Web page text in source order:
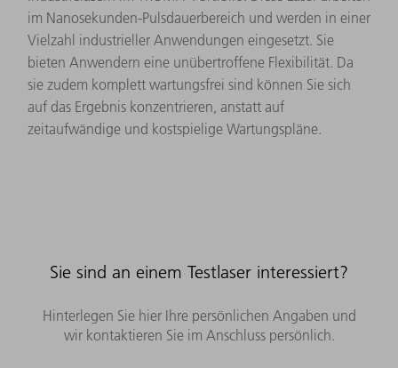
im Nanosekunden-Pulsdauerbereich und werden in einer
Vielzahl industrieller Anwendungen eingesetzt. Sie
bieten Anwendern eine unübertroffene Flexibilität. Da
sie zudem komplett wartungsfrei sind können Sie sich
auf das Ergebnis konzentrieren, anstatt auf
zeitaufwändige und kostspielige Wartungspläne.
Sie sind an einem Testlaser interessiert?
Hinterlegen Sie hier Ihre persönlichen Angaben und
wir kontaktieren Sie im Anschluss persönlich.